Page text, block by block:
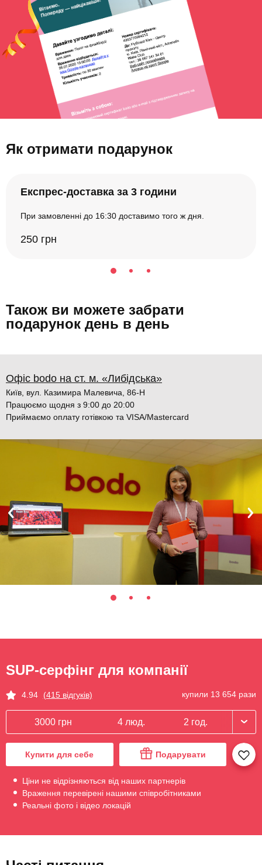
Як отримати подарунок
Експрес-доставка за 3 години
При замовленні до 16:30 доставимо того ж дня.
250 грн
Також ви можете забрати
подарунок день в день
Офіс bodo на ст. м. «Либідська»
Київ, вул. Казимира Малевича, 86-Н
Працюємо щодня з 9:00 до 20:00
Приймаємо оплату готівкою та VISA/Mastercard
SUP-серфінг для компанії
4.94 (415 відгуків) купили 13 654 рази
3000 грн 4 люд. 2 год.
Купити для себе Подарувати
Ціни не відрізняються від наших партнерів
Враження перевірені нашими співробітниками
Реальні фото і відео локацій